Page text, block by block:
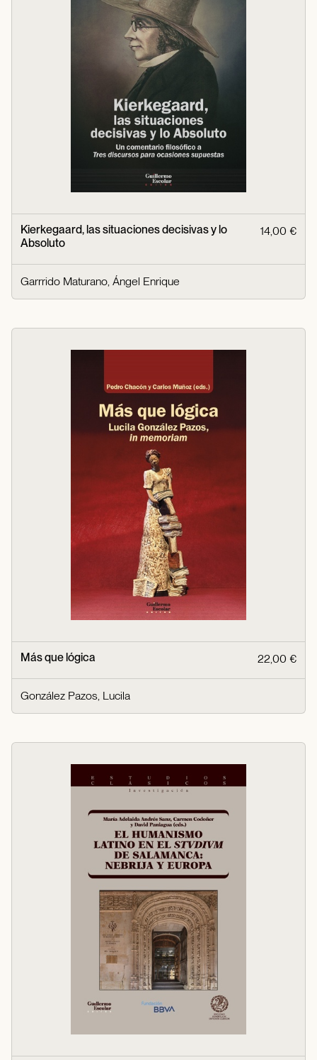
Kierkegaard, las situaciones decisivas y lo
Absoluto
14,00 €
Garrrido Maturano, Ángel Enrique
Más que lógica 22,00 €
González Pazos, Lucila